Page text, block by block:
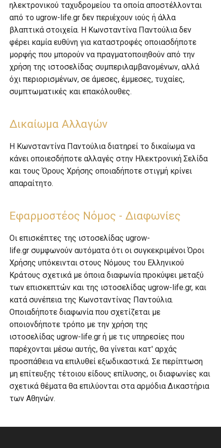
ηλεκτρονικού ταχυδρομείου τα οποία αποστέλλονται
από το ugrow-life.gr δεν περιέχουν ιούς ή άλλα
βλαπτικά στοιχεία. Η Κωνσταντίνα Παντούλια δεν
φέρει καμία ευθύνη για καταστροφές οποιασδήποτε
μορφής που μπορούν να πραγματοποιηθούν από την
χρήση της ιστοσελίδας συμπεριλαμβανομένων, αλλά
όχι περιορισμένων, σε άμεσες, έμμεσες, τυχαίες,
συμπτωματικές και επακόλουθες.
Δικαίωμα Αλλαγών
Η Κωνσταντίνα Παντούλια διατηρεί το δικαίωμα να
κάνει οποιεσδήποτε αλλαγές στην Ηλεκτρονική Σελίδα
και τους Όρους Χρήσης οποιαδήποτε στιγμή κρίνει
απαραίτητο.
Εφαρμοστέος Νόμος - Διαφωνίες
Οι επισκέπτες της ιστοσελίδας ugrow-
life.gr συμφωνούν αυτόματα ότι οι συγκεκριμένοι Όροι
Χρήσης υπόκεινται στους Νόμους του Ελληνικού
Κράτους σχετικά με όποια διαφωνία προκύψει μεταξύ
των επισκεπτών και της ιστοσελίδας ugrow-life.gr, και
κατά συνέπεια της Κωνσταντίνας Παντούλια.
Οποιαδήποτε διαφωνία που σχετίζεται με
οποιονδήποτε τρόπο με την χρήση της
ιστοσελίδας ugrow-life.gr ή με τις υπηρεσίες που
παρέχονται μέσω αυτής, θα γίνεται κατ' αρχάς
προσπάθεια να επιλυθεί εξωδικαστικά. Σε περίπτωση
μη επίτευξης τέτοιου είδους επίλυσης, οι διαφωνίες και
σχετικά θέματα θα επιλύονται στα αρμόδια Δικαστήρια
των Αθηνών.